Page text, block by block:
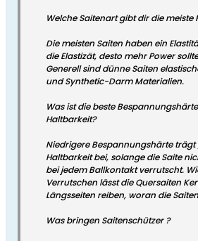
Welche Saitenart gibt dir die meiste
Die meisten Saiten haben ein
die Elastizät, desto mehr Power
Generell sind dünne Saiten
und Synthetic-Darm Materialien.
Was ist die beste
Haltbarkeit?
Niedrigere Bespannungshärte trägt
Haltbarkeit bei, solange die Saite
bei jedem Ballkontakt verrutscht.
Verrutschen lässt die Quersaiten
Längsseiten reiben, woran die
Was bringen Saitenschützer ?